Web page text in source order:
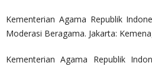
Kementerian Agama Republik
Moderasi Beragama. Jakarta:
Kementerian Agama Republik